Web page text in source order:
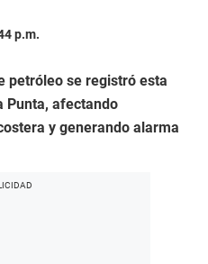
p.m.
petróleo se registró esta
Punta, afectando
y generando alarma